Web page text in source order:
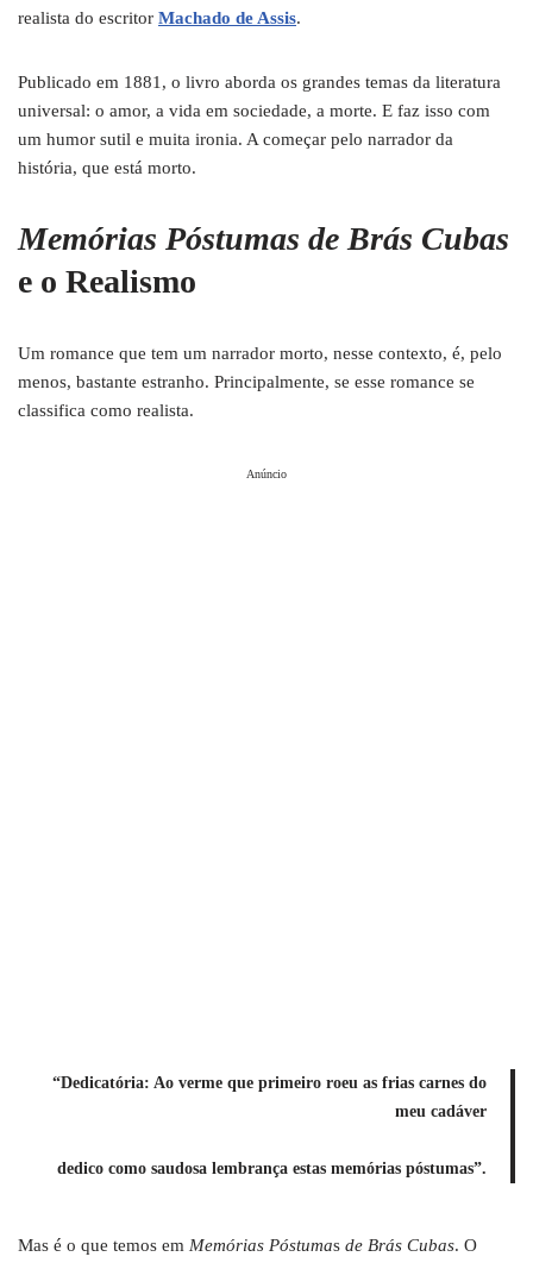
realista do escritor Machado de Assis.
Publicado em 1881, o livro aborda os grandes temas da literatura
universal: o amor, a vida em sociedade, a morte. E faz isso com
um humor sutil e muita ironia. A começar pelo narrador da
história, que está morto.
Memórias Póstumas de Brás Cubas
e o Realismo
Um romance que tem um narrador morto, nesse contexto, é, pelo
menos, bastante estranho. Principalmente, se esse romance se
classifica como realista.
Anúncio
“Dedicatória: Ao verme que primeiro roeu as frias carnes do
meu cadáver
dedico como saudosa lembrança estas memórias póstumas”.
Mas é o que temos em Memórias Póstumas de Brás Cubas. O